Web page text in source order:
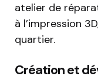
atelier de
à l’impression
quartier.
Création et